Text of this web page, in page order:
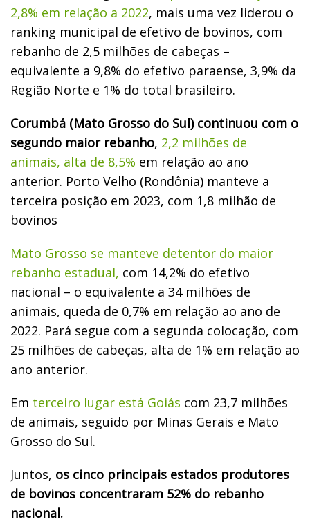
2,8% em relação a 2022, mais uma vez liderou o
ranking municipal de efetivo de bovinos, com
rebanho de 2,5 milhões de cabeças –
equivalente a 9,8% do efetivo paraense, 3,9% da
Região Norte e 1% do total brasileiro.
Corumbá (Mato Grosso do Sul) continuou com o
segundo maior rebanho, 2,2 milhões de
animais, alta de 8,5% em relação ao ano
anterior. Porto Velho (Rondônia) manteve a
terceira posição em 2023, com 1,8 milhão de
bovinos
Mato Grosso se manteve detentor do maior
rebanho estadual, com 14,2% do efetivo
nacional – o equivalente a 34 milhões de
animais, queda de 0,7% em relação ao ano de
2022. Pará segue com a segunda colocação, com
25 milhões de cabeças, alta de 1% em relação ao
ano anterior.
Em terceiro lugar está Goiás com 23,7 milhões
de animais, seguido por Minas Gerais e Mato
Grosso do Sul.
Juntos, os cinco principais estados produtores
de bovinos concentraram 52% do rebanho
nacional.